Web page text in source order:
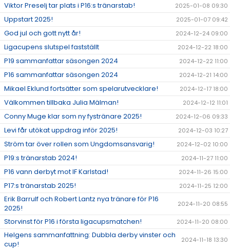
Viktor Preselj tar plats i P16:s tränarstab! 2025-01-08 09:30
Uppstart 2025! 2025-01-07 09:42
God jul och gott nytt år! 2024-12-24 09:00
Ligacupens slutspel fastställt 2024-12-22 18:00
P19 sammanfattar säsongen 2024 2024-12-22 11:00
P16 sammanfattar säsongen 2024 2024-12-21 14:00
Mikael Eklund fortsätter som spelarutvecklare! 2024-12-17 18:00
Välkommen tillbaka Julia Mälman! 2024-12-12 11:01
Conny Muge klar som ny fystränare 2025! 2024-12-06 09:33
Levi får utökat uppdrag inför 2025! 2024-12-03 10:27
Ström tar över rollen som Ungdomsansvarig! 2024-12-02 10:00
P19:s tränarstab 2024! 2024-11-27 11:00
P16 vann derbyt mot IF Karlstad! 2024-11-26 15:00
P17:s tränarstab 2025! 2024-11-25 12:00
Erik Barrulf och Robert Lantz nya tränare för P16
2025!
2024-11-20 08:55
Storvinst för P16 i första ligacupsmatchen! 2024-11-20 08:00
Helgens sammanfattning: Dubbla derby vinster och
cup!
2024-11-18 13:30